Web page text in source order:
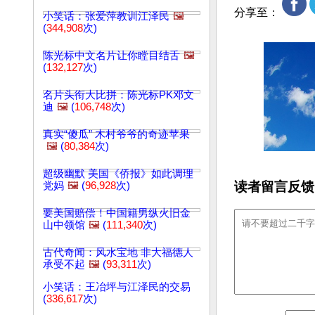
小笑话：张爱萍教训江泽民 🖼️
(344,908次)
陈光标中文名片让你瞠目结舌 🖼️
(132,127次)
名片头衔大比拼：陈光标PK邓文
迪 🖼️ (106,748次)
真实“傻瓜” 木村爷爷的奇迹苹果
🖼️ (80,384次)
超级幽默 美国《侨报》如此调理
党妈 🖼️ (96,928次)
要美国赔偿！中国籍男纵火旧金
山中领馆 🖼️ (111,340次)
古代奇闻：风水宝地 非大福德人
承受不起 🖼️ (93,311次)
小笑话：王冶坪与江泽民的交易
(336,617次)
分享至：
读者留言反